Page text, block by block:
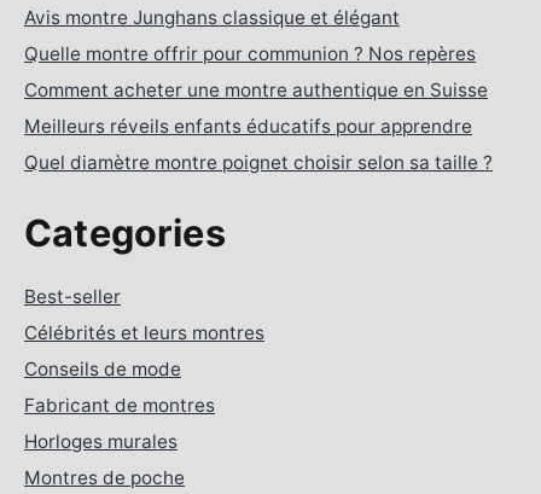
Avis montre Junghans classique et élégant
Quelle montre offrir pour communion ? Nos repères
Comment acheter une montre authentique en Suisse
Meilleurs réveils enfants éducatifs pour apprendre
Quel diamètre montre poignet choisir selon sa taille ?
Categories
Best-seller
Célébrités et leurs montres
Conseils de mode
Fabricant de montres
Horloges murales
Montres de poche